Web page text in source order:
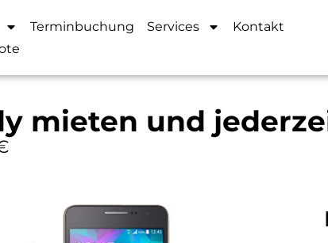
Terminbuchung Services
Kontakt
mieten und